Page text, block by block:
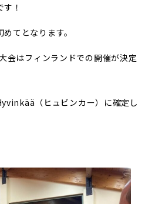
！
てとなります。
会はフィンランドでの開催が決定
（ヒュビンカー）に確定し